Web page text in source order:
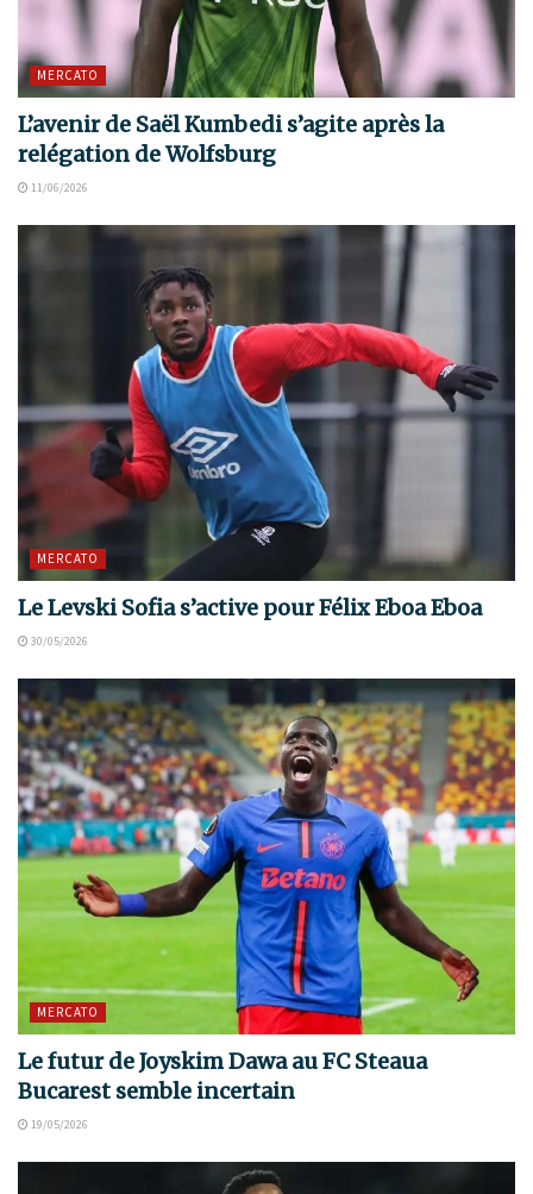
MERCATO
L’avenir de Saël Kumbedi s’agite après la
relégation de Wolfsburg
11/06/2026
MERCATO
Le Levski Sofia s’active pour Félix Eboa Eboa
30/05/2026
MERCATO
Le futur de Joyskim Dawa au FC Steaua
Bucarest semble incertain
19/05/2026